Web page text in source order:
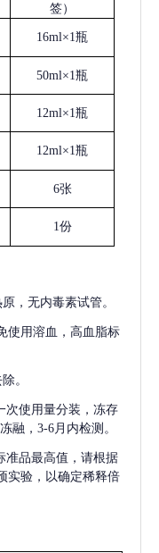
签）
16ml×1瓶
50ml×1瓶
12ml×1瓶
12ml×1瓶
6张
1份
，无内毒素试管。
使用溶血，高血脂标
。
次使用量分装，冻存
融，3-6月内检测。
准品最高值，请根据
实验，以确定稀释倍